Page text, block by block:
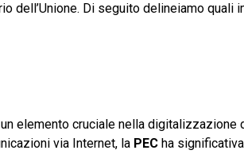
dell’Unione. Di seguito delineiamo quali
elemento cruciale nella digitalizzazione
via Internet, la PEC ha